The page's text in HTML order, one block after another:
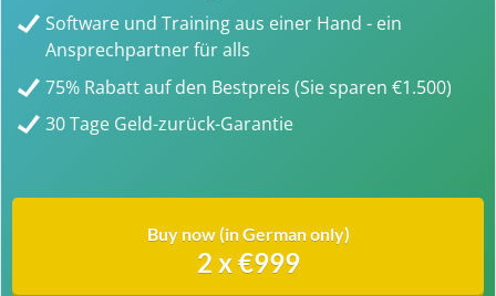
Software und Training aus einer Hand - ein
Ansprechpartner für alls
75% Rabatt auf den Bestpreis (Sie sparen €1.500)
30 Tage Geld-zurück-Garantie
Buy now (in German only)
2 x €999